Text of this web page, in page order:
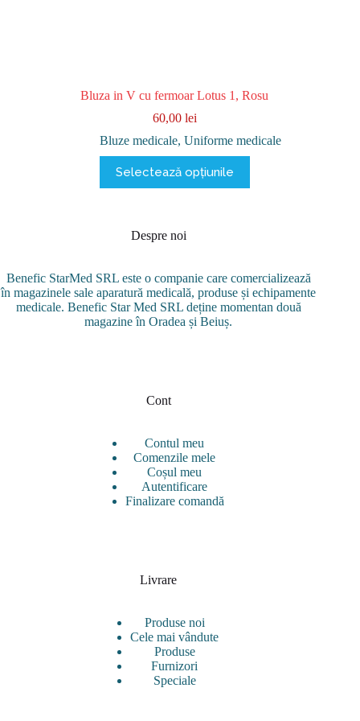
Bluza in V cu fermoar Lotus 1, Rosu
60,00 lei
Bluze medicale,Uniforme medicale
Selectează opțiunile
produs
are
variații.
fi
alese
în
pagina
Despre noi
Benefic StarMed SRL este o companie care comercializează
în magazinele sale aparatură medicală, produse și echipamente
medicale. Benefic Star Med SRL deține momentan două
magazine în Oradea și Beiuș.
Cont
Contul meu
Comenzile mele
Coșul meu
Autentificare
Finalizare comandă
Livrare
Produse noi
Cele mai vândute
Produse
Furnizori
Speciale